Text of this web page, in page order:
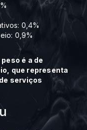
0,4%
0,9%
é a de
que representa
serviços